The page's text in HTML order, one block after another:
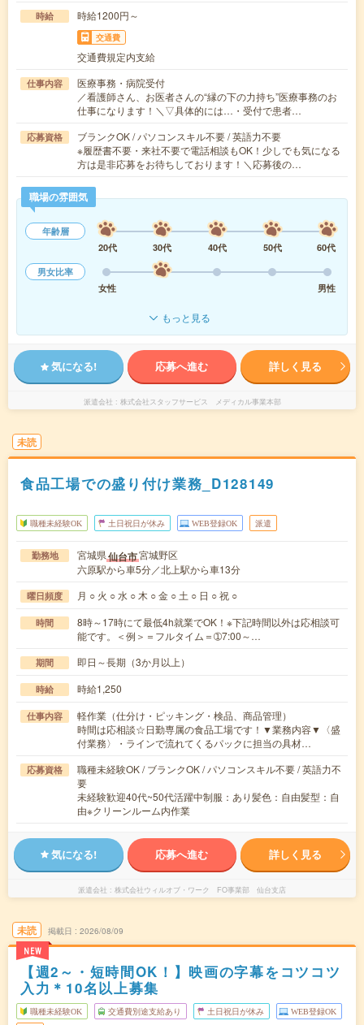
時給 時給1200円～
交通費
交通費規定内支給
仕事内容
医療事務・病院受付
／看護師さん、お医者さんの“縁の下の力持ち”医療事務のお
仕事になります！＼▽具体的には…・受付で患者…
応募資格
ブランクOK / パソコンスキル不要 / 英語力不要
※履歴書不要・来社不要で電話相談もOK！少しでも気になる
方は是非応募をお待ちしております！＼応募後の…
職場の雰囲気
年齢層
20代
30代 40代 50代
60代
男女比率
女性
男性
もっと見る
気になる! 応募へ進む 詳しく見る
派遣会社 株式会社スタッフサービス メディカル事業本部
未読
食品工場での盛り付け業務_D128149
職種未経験OK 土日祝日が休み WEB登録OK 派遣
勤務地 宮城県仙台市宮城野区
六原駅から車5分／北上駅から車13分
曜日頻度 月 ○ 火 ○ 水 ○ 木 ○ 金 ○ 土 ○ 日 ○ 祝 ○
時間
8時～17時にて最低4h就業でOK！※下記時間以外は応相談可
能です。＜例＞＝フルタイム＝➀7:00～…
期間 即日～長期（3か月以上）
時給 時給1,250
仕事内容
軽作業（仕分け・ピッキング・検品、商品管理）
時間は応相談☆日勤専属の食品工場です！▼業務内容▼〈盛
付業務〉・ラインで流れてくるパックに担当の具材…
応募資格
職種未経験OK / ブランクOK / パソコンスキル不要 / 英語力不
要
未経験歓迎40代~50代活躍中制服：あり髪色：自由髪型：自
由※クリーンルーム内作業
気になる! 応募へ進む 詳しく見る
派遣会社 株式会社ウィルオブ・ワーク FO事業部 仙台支店
未読
NEW
掲載日 2026/08/09
【週2～・短時間OK！】映画の字幕をコツコツ
入力＊10名以上募集
職種未経験OK 交通費別途支給あり 土日祝日が休み WEB登録OK